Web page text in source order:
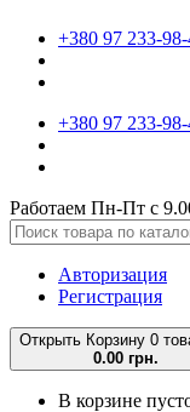
+380 97 233-
+380 97 233-
Работаем Пн-Пт с
Авторизация
Регистрация
Открыть Корзину 0
0.00 грн.
В корзине